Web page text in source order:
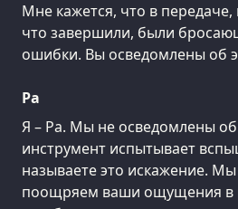
Мне кажется, что в
что завершили, были
ошибки. Вы осведомлены об
Ра
Я – Ра. Мы не осведомлены
инструмент испытывает
называете это искажение.
поощряем ваши ощущения в